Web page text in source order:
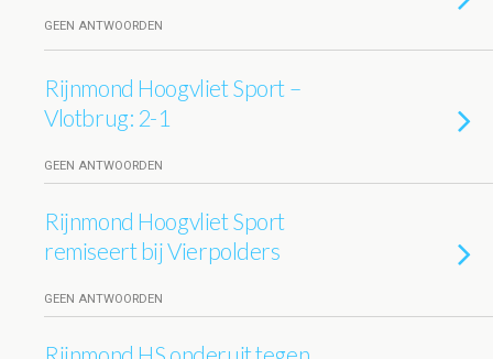
GEEN ANTWOORDEN
Rijnmond Hoogvliet Sport –
Vlotbrug: 2-1
GEEN ANTWOORDEN
Rijnmond Hoogvliet Sport
remiseert bij Vierpolders
GEEN ANTWOORDEN